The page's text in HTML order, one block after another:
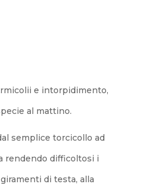
e intorpidimento,
al mattino.
semplice torcicollo ad
rendendo difficoltosi i
di testa, alla